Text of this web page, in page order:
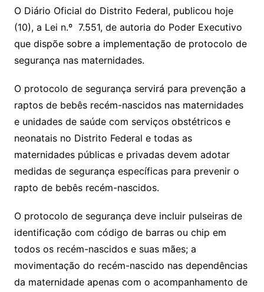
O Diário Oficial do Distrito Federal, publicou hoje
(10), a Lei n.º 7.551, de autoria do Poder Executivo
que dispõe sobre a implementação de protocolo de
segurança nas maternidades.
O protocolo de segurança servirá para prevenção a
raptos de bebês recém-nascidos nas maternidades
e unidades de saúde com serviços obstétricos e
neonatais no Distrito Federal e todas as
maternidades públicas e privadas devem adotar
medidas de segurança específicas para prevenir o
rapto de bebês recém-nascidos.
O protocolo de segurança deve incluir pulseiras de
identificação com código de barras ou chip em
todos os recém-nascidos e suas mães; a
movimentação do recém-nascido nas dependências
da maternidade apenas com o acompanhamento de